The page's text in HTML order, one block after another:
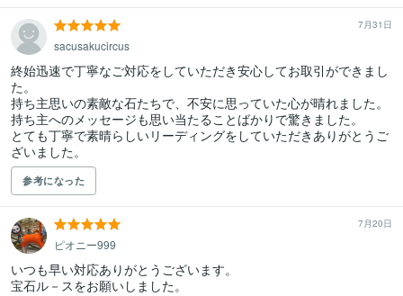
7月31日
sacusakucircus
終始迅速で丁寧なご対応をしていただき安心してお取引ができまし
た。
持ち主思いの素敵な石たちで、不安に思っていた心が晴れました。
持ち主へのメッセージも思い当たることばかりで驚きました。
とても丁寧で素晴らしいリーディングをしていただきありがとうご
ざいました。
参考になった
7月20日
ピオニー999
いつも早い対応ありがとうございます。
宝石ル－スをお願いしました。